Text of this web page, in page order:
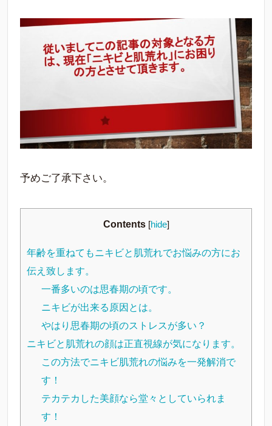
予めご了承下さい。
Contents [hide]
年齢を重ねてもニキビと肌荒れでお悩みの方にお
伝え致します。
一番多いのは思春期の頃です。
ニキビが出来る原因とは。
やはり思春期の頃のストレスが多い？
ニキビと肌荒れの顔は正直視線が気になります。
この方法でニキビ肌荒れの悩みを一発解消で
す！
テカテカした美顔なら堂々としていられま
す！